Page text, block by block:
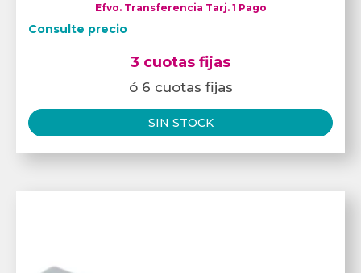
Efvo. Transferencia Tarj. 1 Pago
Consulte precio
3 cuotas fijas
ó 6 cuotas fijas
SIN STOCK